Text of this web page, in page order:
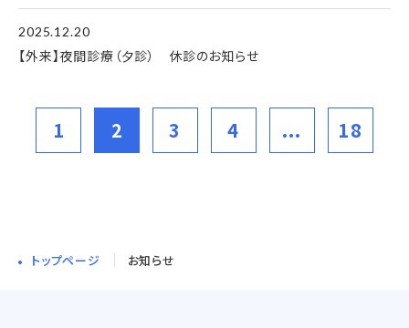
2025.12.20
【外来】夜間診療（夕診） 休診のお知らせ
1 2 3 4 ... 18
トップページ お知らせ